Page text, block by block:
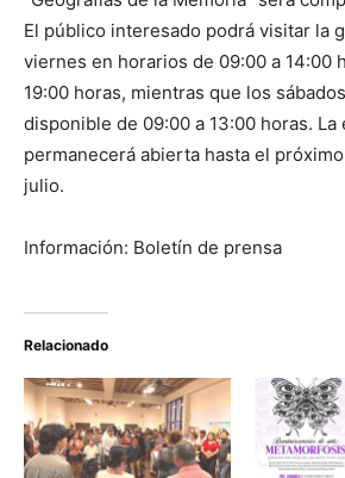
El público interesado podrá visitar la
viernes en horarios de 09:00 a 14:00
19:00 horas, mientras que los
disponible de 09:00 a 13:00 horas. La
permanecerá abierta hasta el
julio.
Información: Boletín de prensa
Relacionado